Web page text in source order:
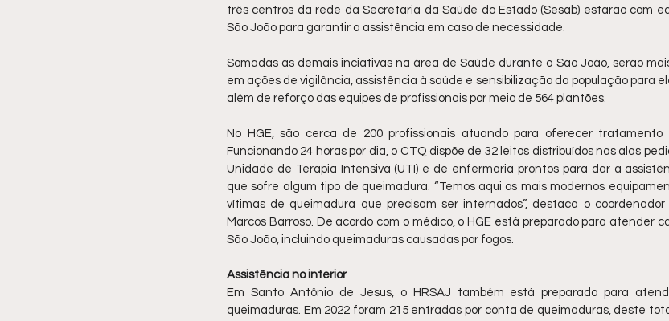
três centros da rede da Secretaria da Saúde do Estado (Sesab) estarão com
São João para garantir a assistência em caso de necessidade.
Somadas às demais inciativas na área de Saúde durante o São João, serão
em ações de vigilância, assistência à saúde e sensibilização da população para
além de reforço das equipes de profissionais por meio de 564 plantões.
No HGE, são cerca de 200 profissionais atuando para oferecer tratamento
Funcionando 24 horas por dia, o CTQ dispõe de 32 leitos distribuídos nas alas
Unidade de Terapia Intensiva (UTI) e de enfermaria prontos para dar a
que sofre algum tipo de queimadura. “Temos aqui os mais modernos
vítimas de queimadura que precisam ser internados”, destaca o
Marcos Barroso. De acordo com o médico, o HGE está preparado para atender
São João, incluindo queimaduras causadas por fogos.
Assistência no interior
Em Santo Antônio de Jesus, o HRSAJ também está preparado para
queimaduras. Em 2022 foram 215 entradas por conta de queimaduras, deste